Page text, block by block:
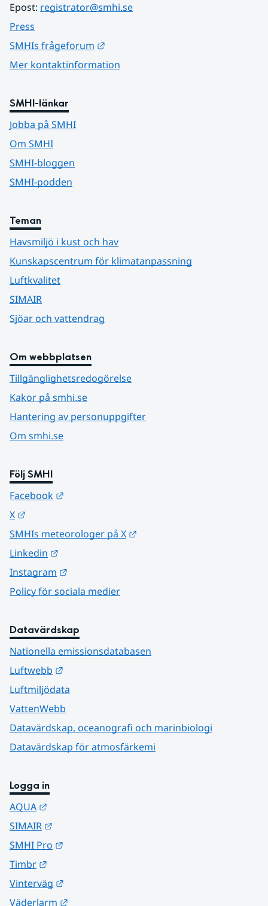
Epost: registrator@smhi.se
Press
SMHIs frågeforum
Mer kontaktinformation
SMHI-länkar
Jobba på SMHI
Om SMHI
SMHI-bloggen
SMHI-podden
Teman
Havsmiljö i kust och hav
Kunskapscentrum för klimatanpassning
Luftkvalitet
SIMAIR
Sjöar och vattendrag
Om webbplatsen
Tillgänglighetsredogörelse
Kakor på smhi.se
Hantering av personuppgifter
Om smhi.se
Följ SMHI
Facebook
X
SMHIs meteorologer på X
Linkedin
Instagram
Policy för sociala medier
Datavärdskap
Nationella emissionsdatabasen
Luftwebb
Luftmiljödata
VattenWebb
Datavärdskap, oceanografi och marinbiologi
Datavärdskap för atmosfärkemi
Logga in
AQUA
SIMAIR
SMHI Pro
Timbr
Vinterväg
Väderlarm